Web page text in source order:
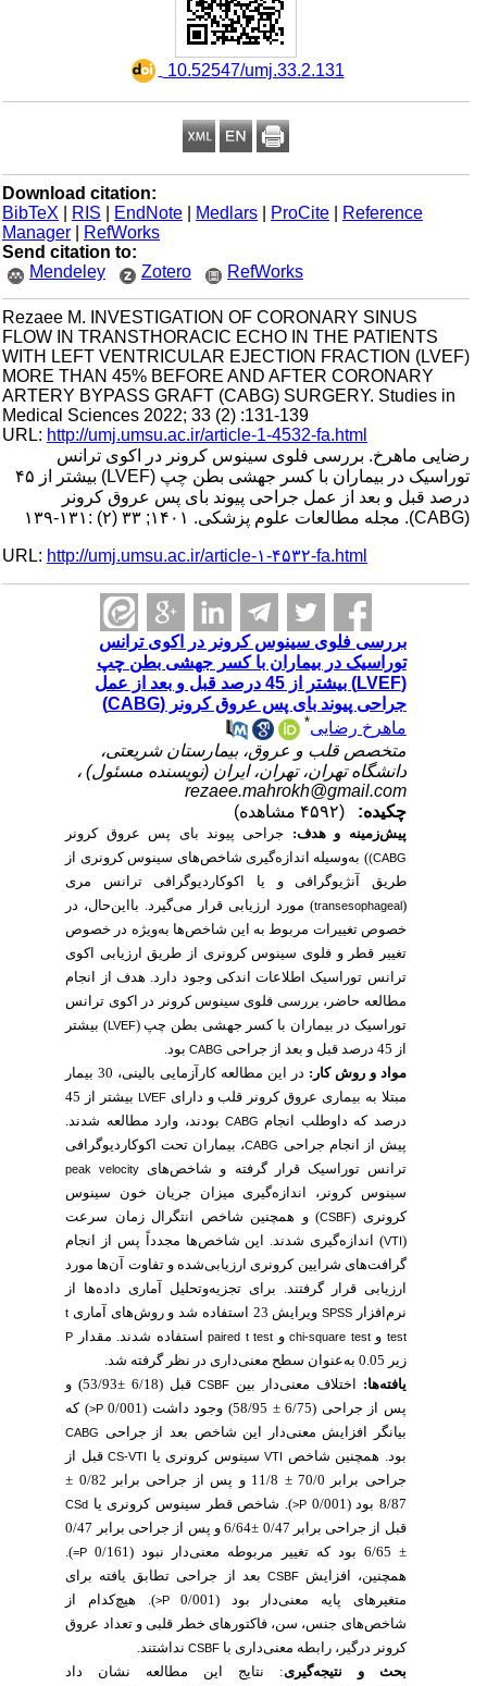
‎ 10.52547/umj.33.2.131
Download citation:
BibTeX
| RIS |EndNote |Medlars |ProCite |Reference
Manager
|RefWorks
Send citation to:
Mendeley
Zotero RefWorks
Rezaee M. INVESTIGATION OF CORONARY SINUS
FLOW IN TRANSTHORACIC ECHO IN THE PATIENTS
WITH LEFT VENTRICULAR EJECTION FRACTION (LVEF)
MORE THAN 45% BEFORE AND AFTER CORONARY
ARTERY BYPASS GRAFT (CABG) SURGERY. Studies in
Medical Sciences 2022; 33 (2) :131-139
URL:http://umj.umsu.ac.ir/article-1-4532-fa.html
رضایی ماهرخ. بررسی فلوی سینوس کرونر در اکوی ترانس
توراسیک در بیماران با کسر جهشی بطن چپ (LVEF) بیشتر از ۴۵
درصد قبل و بعد از عمل جراحی پیوند بای پس عروق کرونر
URL:http://umj.umsu.ac.ir/article-۱-۴۵۳۲-fa.html
بررسی فلوی سینوس کرونر در اکوی ترانس
توراسیک در بیماران با کسر جهشی بطن چپ
(LVEF) بیشتر از 45 درصد قبل و بعد از عمل
جراحی پیوند بای پس عروق کرونر (CABG)
ماهرخ رضایی
متخصص قلب و عروق، بیمارستان شریعتی،
دانشگاه تهران، تهران، ایران (نویسنده مسئول) ،
rezaee.mahrokh@gmail.com
چکیده:
پیش‌زمینه و هدف:جراحی پیوند بای پس عروق کرونر
CABG) ) به‌وسیله اندازه‌گیری شاخص‌های سینوس کرونری از
طریق آنژیوگرافی و یا اکوکاردیوگرافی ترانس مری
transesophageal) مورد ارزیابی قرار می‌گیرد. بااین‌حال، در
خصوص تغییرات مربوط به این شاخص‌ها به‌ویژه در خصوص
تغییر قطر و فلوی سینوس کرونری از طریق ارزیابی اکوی
ترانس توراسیک اطلاعات اندکی وجود دارد. هدف از انجام
مطالعه حاضر، بررسی فلوی سینوس کرونر در اکوی ترانس
توراسیک در بیماران با کسر جهشی بطن چپ (LVEF) بیشتر
CABGبود.
مواد و روش‌ کار:
در این مطالعه کارآزمایی بالینی، 30 بیمار
مبتلا به بیماری عروق کرونر قلب و دارای
LVEF
بیشتر از 45
درصد که داوطلب انجامCABG
بودند، وارد مطالعه شدند.
پیش از انجام جراحیCABG، بیماران تحت اکوکاردیوگرافی
ترانس توراسیک قرار گرفته و شاخص‌هایpeak velocity
سینوس کرونر، اندازه‌گیری میزان جریان خون سینوس
کرونری (CSBF) و همچنین شاخص
انتگرال زمان سرعت
VTI) اندازه‌گیری شدند. این شاخص‌ها مجدداً پس از انجام
گرافت‌های شرایین کرونری ارزیابی‌شده و تفاوت آن‌ها مورد
ارزیابی قرار گرفتند. برای تجزیه‌وتحلیل آماری داده‌ها از
نرم‌افزار
SPSSویرایش 23 استفاده شد و روش‌های آماری
t
testو chi-square testو paired t testاستفاده شدند. مقدار P
زیر 0.05 به‌عنوان سطح معنی‌داری در نظر گرفته شد.
یافته‌ها:اختلاف معنی‌دار بینCSBF
قبل (18‏/6 93±‏/53) و
پس از جراحی (75‏/6 ± 95‏/58) وجود داشت (001‏/0
P< ) که
بیانگر افزایش معنی‌دار این شاخص بعد از جراحیCABG
بود. همچنین شاخصVTIسینوس کرونری یا CS-VTIقبل از
جراحی برابر 70/0 ± 11/8 و پس از جراحی برابر 82‏/0 ±
87‏/8 بود (001‏/0
P< ). شاخص قطر سینوس کرونری یا CSd
قبل از جراحی برابر 47‏/0 64±‏/6 و پس از جراحی برابر 47‏/0
± 65‏/6 بود که تغییر مربوطه معنی‌دار نبود (161‏/0
P=
).
همچنین، افزایش CSBFبعد از جراحی تطابق یافته برای
متغیرهای پایه معنی‌دار بود (001‏/0
P<
). هیچ‌کدام از
شاخص‌های جنس، سن، فاکتورهای خطر قلبی و تعداد عروق
کرونر درگیر، رابطه معنی‌داری با CSBFنداشتند.
بحث و نتیجه‌گیری : نتایج این مطالعه نشان داد